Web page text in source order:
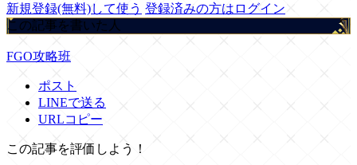
新規登録(無料)して使う 登録済みの方はログイン
この記事を書いた人
FGO攻略班
ポスト
LINEで送る
URLコピー
この記事を評価しよう！